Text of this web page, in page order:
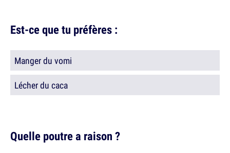
Est-ce que tu préfères :
Manger du vomi
Lécher du caca
Quelle poutre a raison ?